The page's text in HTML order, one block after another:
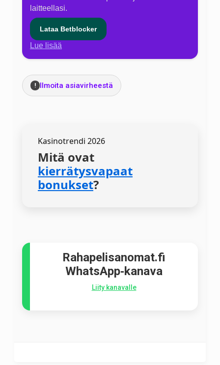
laitteellasi.
Lataa Betblocker
Lue lisää
! Ilmoita asiavirheestä
Kasinotrendi 2026
Mitä ovat
kierrätysvapaat
bonukset?
Rahapelisanomat.fi
WhatsApp‑kanava
Liity kanavalle